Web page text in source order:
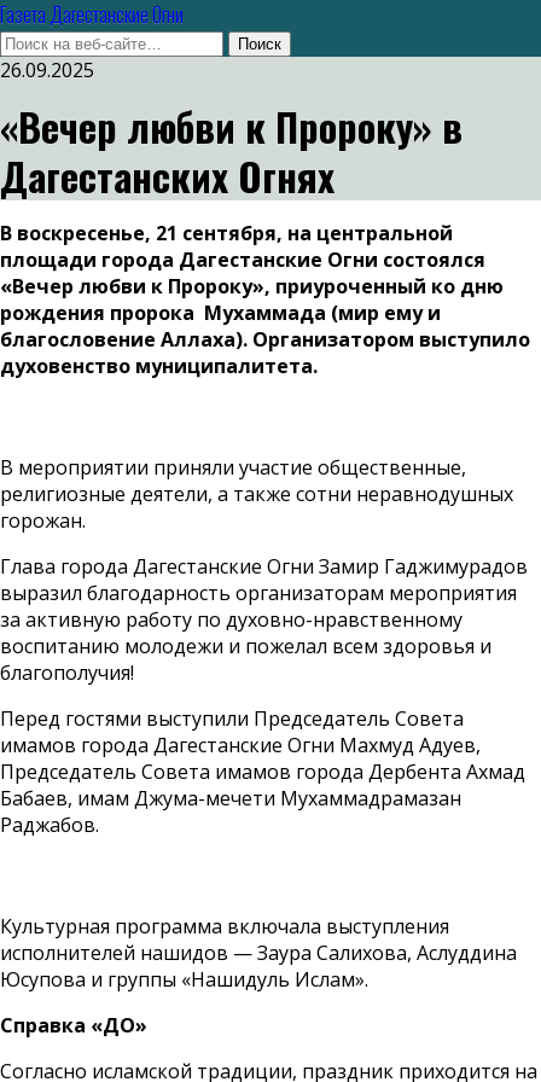
Газета Дагестанские Огни
26.09.2025
«Вечер любви к Пророку» в
Дагестанских Огнях
В воскресенье, 21 сентября, на центральной
площади города Дагестанские Огни состоялся
«Вечер любви к Пророку», приуроченный ко дню
рождения пророка Мухаммада (мир ему и
благословение Аллаха). Организатором выступило
духовенство муниципалитета.
В мероприятии приняли участие общественные,
религиозные деятели, а также сотни неравнодушных
горожан.
Глава города Дагестанские Огни Замир Гаджимурадов
выразил благодарность организаторам мероприятия
за активную работу по духовно-нравственному
воспитанию молодежи и пожелал всем здоровья и
благополучия!
Перед гостями выступили Председатель Совета
имамов города Дагестанские Огни Махмуд Адуев,
Председатель Совета имамов города Дербента Ахмад
Бабаев, имам Джума-мечети Мухаммадрамазан
Раджабов.
Культурная программа включала выступления
исполнителей нашидов — Заура Салихова, Аслуддина
Юсупова и группы «Нашидуль Ислам».
Справка «ДО»
Согласно исламской традиции, праздник приходится на